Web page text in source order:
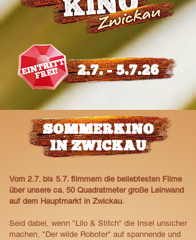
2.7. - 5.7.26
SOMMERKINO
IN ZWICKAU
Vom 2.7. bis 5.7. flimmern die beliebtesten Filme
über unsere ca. 50 Quadratmeter große Leinwand
auf dem Hauptmarkt in Zwickau.​​
Seid dabei, wenn "Lilo & Stitch" die Insel unsicher
machen, "Der wilde Roboter" auf spannende und